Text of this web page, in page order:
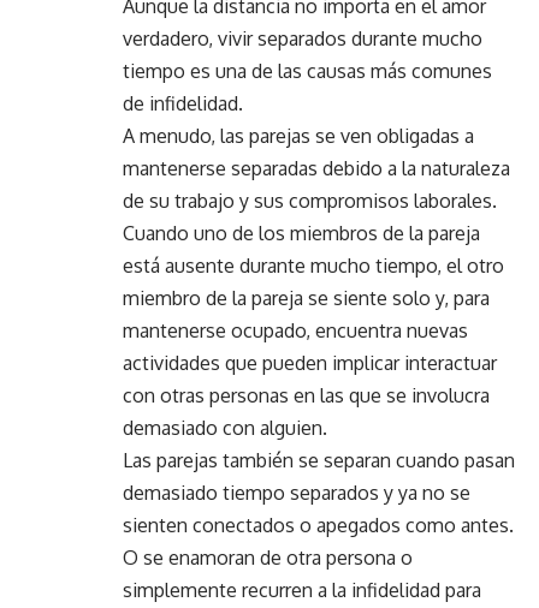
Aunque la distancia no importa en el amor
verdadero, vivir separados durante mucho
tiempo es una de las causas más comunes
de infidelidad.
A menudo, las parejas se ven obligadas a
mantenerse separadas debido a la naturaleza
de su trabajo y sus compromisos laborales.
Cuando uno de los miembros de la pareja
está ausente durante mucho tiempo, el otro
miembro de la pareja se siente solo y, para
mantenerse ocupado, encuentra nuevas
actividades que pueden implicar interactuar
con otras personas en las que se involucra
demasiado con alguien.
Las parejas también se separan cuando pasan
demasiado tiempo separados y ya no se
sienten conectados o apegados como antes.
O se enamoran de otra persona o
simplemente recurren a la infidelidad para